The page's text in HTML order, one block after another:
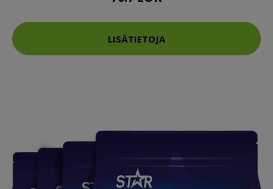
LISÄTIETOJA